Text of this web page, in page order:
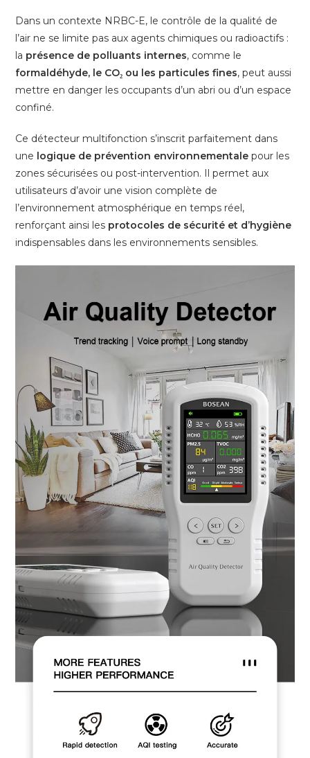
Dans un contexte NRBC-E, le contrôle de la qualité de
l’air ne se limite pas aux agents chimiques ou radioactifs :
la présence de polluants internes, comme le
formaldéhyde, le CO₂ ou les particules fines, peut aussi
mettre en danger les occupants d’un abri ou d’un espace
confiné.
Ce détecteur multifonction s’inscrit parfaitement dans
une logique de prévention environnementale pour les
zones sécurisées ou post-intervention. Il permet aux
utilisateurs d’avoir une vision complète de
l’environnement atmosphérique en temps réel,
renforçant ainsi les protocoles de sécurité et d’hygiène
indispensables dans les environnements sensibles.